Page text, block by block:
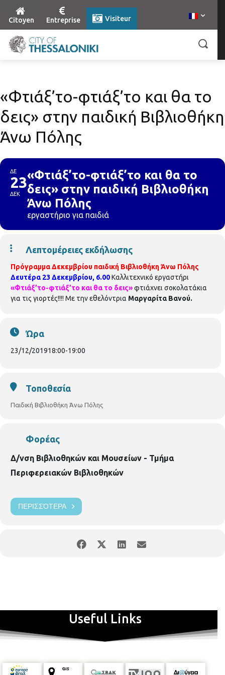
Citoyen Entreprise Visiteur
«Φτιάξ’το-φτιάξ’το και θα το
δεις» στην παιδική Βιβλιοθήκη
Άνω Πόλης
ΔΕ
23
ΔΕΚ
«Φτιάξ’το-φτιάξ’το και θα το
δεις» στην παιδική Βιβλιοθήκη
Άνω Πόλης
εργαστήριο για παιδιά
Λεπτομέρειες εκδήλωσης
Πρόγραμμα Δεκεμβρίου παιδική Βιβλιοθήκη Άνω Πόλης
Δευτέρα 23 Δεκεμβρίου, 6.00Καλλιτεχνικό εργαστήρι
«Φτιάξ’το-φτιάξ’το και θα το δεις»φτιάχνει σοκολατάκια
για τις γιορτές!!!! Με την εθελόντρια Μαργαρίτα Βανού.
Ώρα
23/12/201918:00-19:00
Τοποθεσία
Παιδική Βιβλιοθήκη Άνω Πόλης
Φορέας
Δ/νση Βιβλιοθηκών και Μουσείων - Τμήμα
Περιφερειακών Βιβλιοθηκών
ΠΕΡΙΣΣΌΤΕΡΑ
Useful Links